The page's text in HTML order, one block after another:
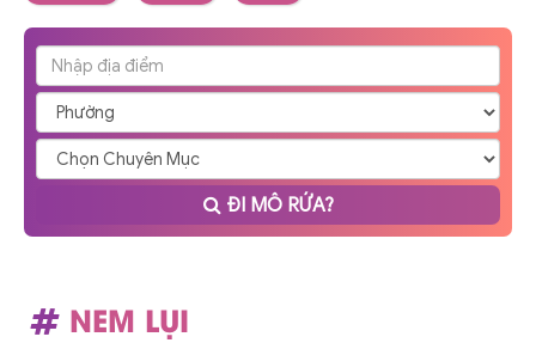
ĐI MÔ RỨA?
NEM LỤI